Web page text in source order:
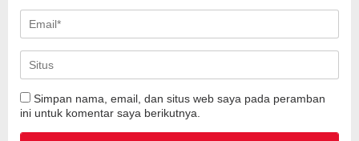
Simpan nama, email, dan situs web saya pada peramban
ini untuk komentar saya berikutnya.